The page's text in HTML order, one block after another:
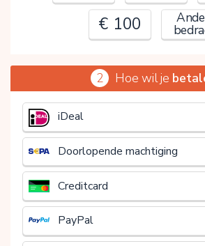
€ 100
€
2 Hoe wil je
iDeal
Doorlopende machtiging
Creditcard
PayPal